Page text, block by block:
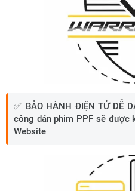
✅ BẢO HÀNH ĐIỆN TỬ DỄ
công dán phim PPF sẽ được
Website